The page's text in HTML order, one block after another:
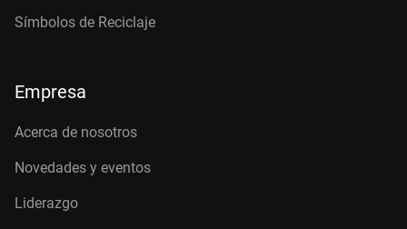
Símbolos de Reciclaje
Empresa
Acerca de nosotros
Novedades y eventos
Liderazgo